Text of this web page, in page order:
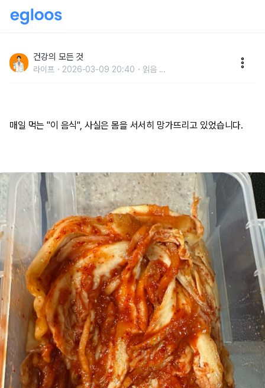
었습니다.건강의 모든 것
라이프 2026-03-09 20:40 읽음 ...
매일 먹는 "이 음식", 사실은 몸을 서서히 망가뜨리고 있었습니다.